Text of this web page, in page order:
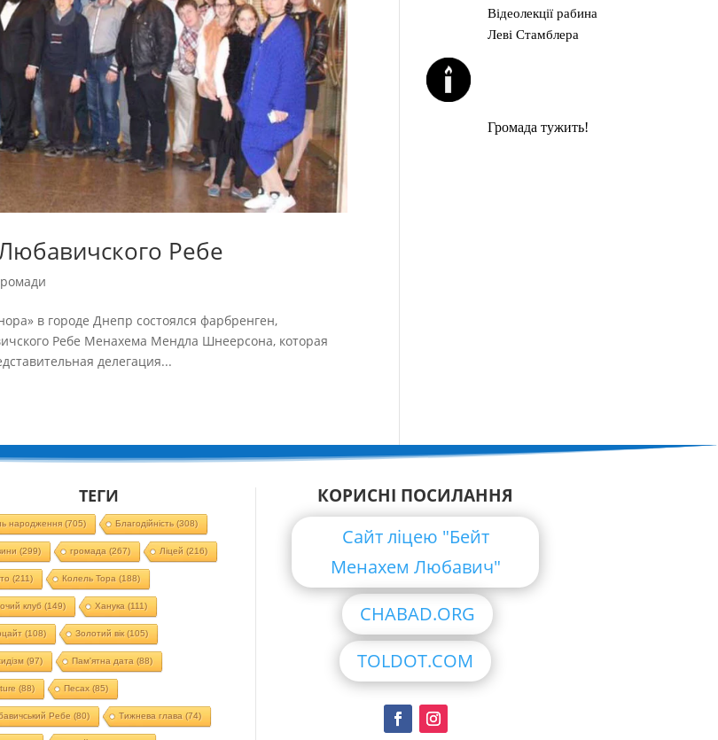
Ребе
в городе Днепр состоялся фарбренген,
Ребе Менахема Мендла Шнеерсона, которая
делегация...
Відеолекції рабина
Леві Стамблера
Громада тужить!
ТЕГИ
народження(705) Благодійність(308)
(299) громада (267) Ліцей (216)
(211) Колель Тора (188)
клуб (149) Ханука (111)
(108) Золотий вік(105)
(97) Пам'ятна дата (88)
(88) Песах(85)
Ребе (80) Тижнева глава (74)
КОРИСНІ ПОСИЛАННЯ
Сайт ліцею "Бейт
Менахем Любавич"
CHABAD.ORG
TOLDOT.COM